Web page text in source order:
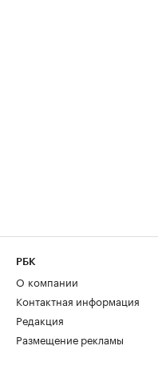
РБК
О компании
Контактная информация
Редакция
Размещение рекламы